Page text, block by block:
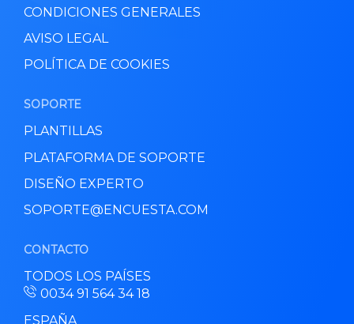
CONDICIONES GENERALES
AVISO LEGAL
POLÍTICA DE COOKIES
SOPORTE
PLANTILLAS
PLATAFORMA DE SOPORTE
DISEÑO EXPERTO
SOPORTE@ENCUESTA.COM
CONTACTO
TODOS LOS PAÍSES
0034 91 564 34 18
ESPAÑA